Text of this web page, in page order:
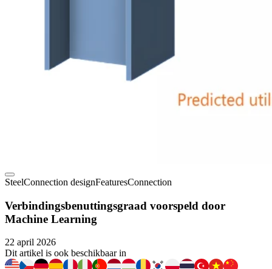
SteelConnection designFeaturesConnection
Verbindingsbenuttingsgraad voorspeld door
Machine Learning
22 april 2026
Dit artikel is ook beschikbaar in